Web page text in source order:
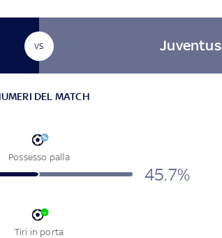
VS Juventus
DEL MATCH
Possesso palla
45.7%
Tiri in porta